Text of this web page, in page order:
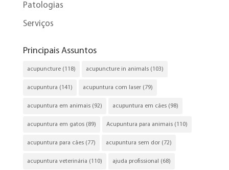
Patologias
Serviços
Principais Assuntos
acupuncture(118) acupuncture in animals(103)
acupuntura (141) acupuntura com laser(79)
acupuntura em animais(92) acupuntura em cães(98)
acupuntura em gatos(89) Acupuntura para animais(110)
acupuntura para cães(77) acupuntura sem dor(72)
acupuntura veterinária (110) ajuda profissional (68)